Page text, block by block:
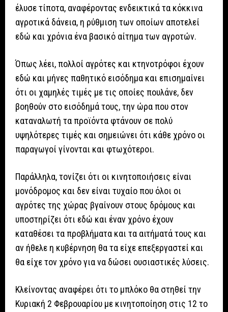
έλυσε τίποτα, αναφέροντας ενδεικτικά τα κόκκινα
αγροτικά δάνεια, η ρύθμιση των οποίων αποτελεί
εδώ και χρόνια ένα βασικό αίτημα των αγροτών.
Όπως λέει, πολλοί αγρότες και κτηνοτρόφοι έχουν
εδώ και μήνες παθητικό εισόδημα και επισημαίνει
ότι οι χαμηλές τιμές με τις οποίες πουλάνε, δεν
βοηθούν στο εισόδημά τους, την ώρα που στον
καταναλωτή τα προϊόντα φτάνουν σε πολύ
υψηλότερες τιμές και σημειώνει ότι κάθε χρόνο οι
παραγωγοί γίνονται και φτωχότεροι.
Παράλληλα, τονίζει ότι οι κινητοποιήσεις είναι
μονόδρομος και δεν είναι τυχαίο που όλοι οι
αγρότες της χώρας βγαίνουν στους δρόμους και
υποστηρίζει ότι εδώ και έναν χρόνο έχουν
καταθέσει τα προβλήματα και τα αιτήματά τους και
αν ήθελε η κυβέρνηση θα τα είχε επεξεργαστεί και
θα είχε τον χρόνο για να δώσει ουσιαστικές λύσεις.
Κλείνοντας αναφέρει ότι το μπλόκο θα στηθεί την
Κυριακή 2 Φεβρουαρίου με κινητοποίηση στις 12 το